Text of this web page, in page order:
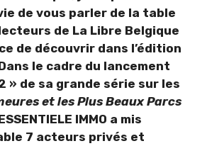
de vous parler de la table
de La Libre Belgique
de découvrir dans l’édition
le cadre du lancement
» de sa grande série sur les
et les Plus Beaux Parcs
IMMO a mis
7 acteurs privés et